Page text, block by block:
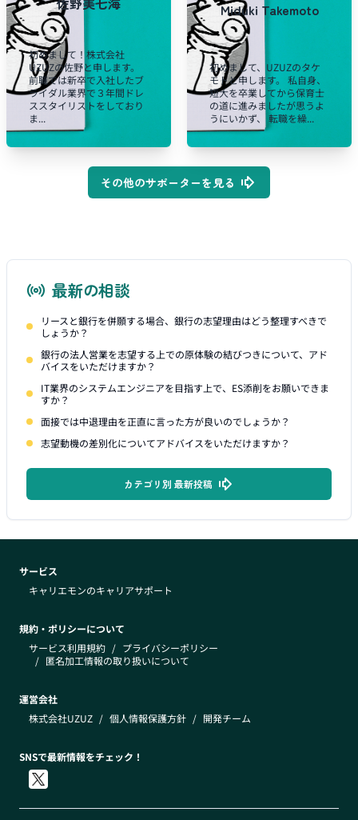
初めまして！株式会社
UZUZの佐野と申します。
前職では新卒で入社したブ
ライダル業界で３年間ドレ
ススタイリストをしており
ま...
Miduki Takemoto
初めまして、UZUZのタケ
モトと申します。 私自身、
短大を卒業してから保育士
の道に進みましたが思うよ
うにいかず、 転職を繰...
その他のサポーターを見る
最新の相談
リースと銀行を併願する場合、銀行の志望理由はどう整理すべきで
しょうか？
銀行の法人営業を志望する上での原体験の結びつきについて、アド
バイスをいただけますか？
IT業界のシステムエンジニアを目指す上で、ES添削をお願いできま
すか？
面接では中退理由を正直に言った方が良いのでしょうか？
志望動機の差別化についてアドバイスをいただけますか？
カテゴリ別 最新投稿
サービス
キャリエモンのキャリアサポート
規約・ポリシーについて
サービス利用規約 / プライバシーポリシー
/ 匿名加工情報の取り扱いについて
運営会社
株式会社UZUZ / 個人情報保護方針 / 開発チーム
SNSで最新情報をチェック！